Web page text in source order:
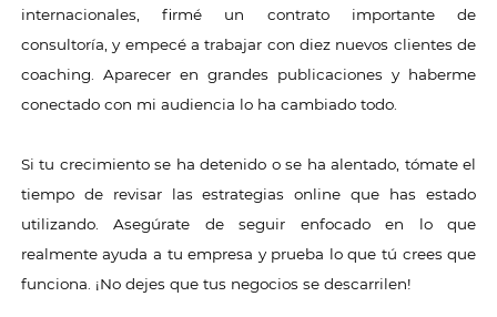
internacionales, firmé un contrato importante de
consultoría, y empecé a trabajar con diez nuevos clientes de
coaching. Aparecer en grandes publicaciones y haberme
conectado con mi audiencia lo ha cambiado todo.
Si tu crecimiento se ha detenido o se ha alentado, tómate el
tiempo de revisar las estrategias online que has estado
utilizando. Asegúrate de seguir enfocado en lo que
realmente ayuda a tu empresa y prueba lo que tú crees que
funciona. ¡No dejes que tus negocios se descarrilen!